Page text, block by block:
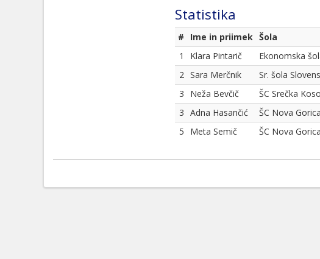
Statistika
# Ime in priimek Šola
1
Klara Pintarič Ekonomska
2 Sara Merčnik Sr. šola
3
Neža Bevčič ŠC Srečka
3 Adna Hasančić ŠC Nova
5
Meta Semič ŠC Nova